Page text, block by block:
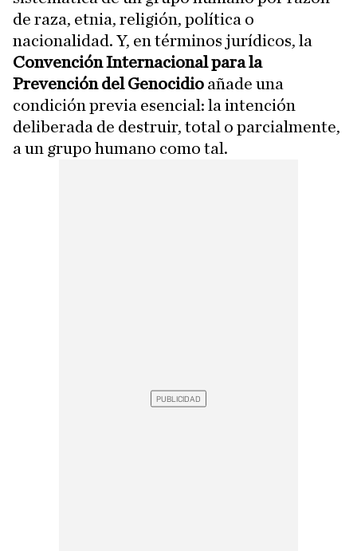
de raza, etnia, religión, política o
nacionalidad. Y, en términos jurídicos, la
Convención Internacional para la
Prevención del Genocidio añade una
condición previa esencial: la intención
deliberada de destruir, total o parcialmente,
a un grupo humano como tal.